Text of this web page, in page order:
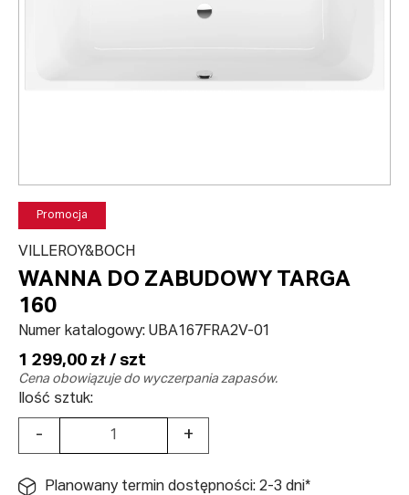
Promocja
VILLEROY&BOCH
WANNA DO ZABUDOWY TARGA
160
Numer katalogowy: UBA167FRA2V-01
1 299,00 zł / szt
Cena obowiązuje do wyczerpania zapasów.
Ilość sztuk:
- +
Planowany termin dostępności: 2-3 dni*